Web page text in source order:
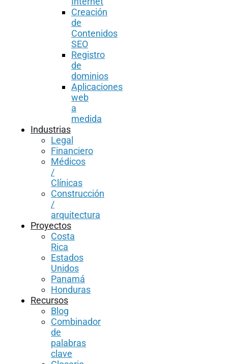
Creación
de
Contenidos
SEO
Registro
de
dominios
Aplicaciones
web
a
medida
Industrias
Legal
Financiero
Médicos
/
Clínicas
Construcción
/
arquitectura
Proyectos
Costa
Rica
Estados
Unidos
Panamá
Honduras
Recursos
Blog
Combinador
de
palabras
clave